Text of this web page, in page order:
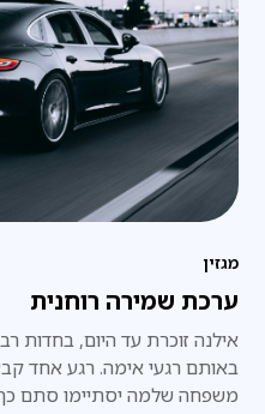
מגזין
ערכת שמירה רוחנית
אילנה זוכרת עד היום,
באותם רגעי אימה. רגע אחד
משפחה שלמה יסתיימו סתם